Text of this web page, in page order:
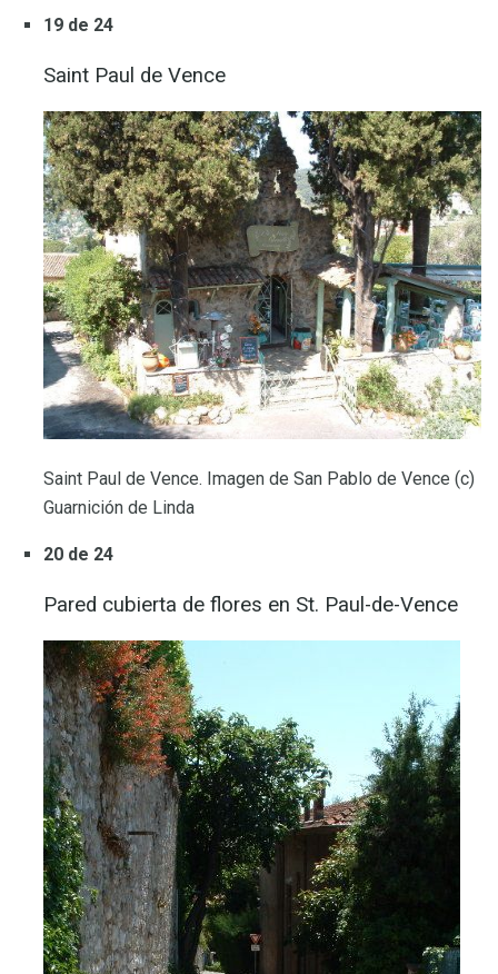
19 de 24
Saint Paul de Vence
Saint Paul de Vence. Imagen de San Pablo de Vence (c)
Guarnición de Linda
20 de 24
Pared cubierta de flores en St. Paul-de-Vence